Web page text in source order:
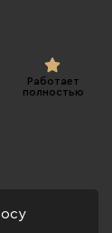
Работает
полностью